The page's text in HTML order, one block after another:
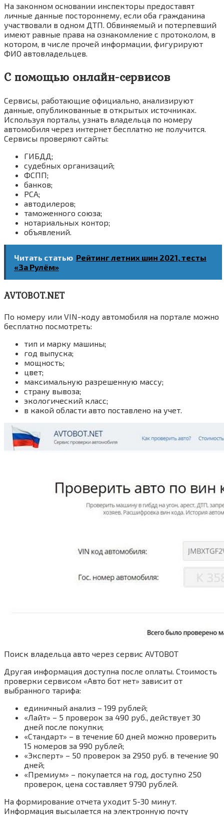
На законном основании инспекторы предоставят
личные данные постороннему, если оба гражданина
участвовали в одном ДТП. Обвиняемый и потерпевший
имеют равные права на ознакомление с протоколом, в
котором, в числе прочей информации, фигурируют
ФИО автовладельцев.
С помощью онлайн-сервисов
Сервисы, работающие официально, анализируют
данные, опубликованные в открытых источниках.
Используя порталы, узнать владельца по номеру
автомобиля через интернет бесплатно не получится.
Сервисы проверяют сайты:
ГИБДД;
судебных организаций;
ФСПП;
банков;
РСА;
автодилеров;
таможенного союза;
нотариальных контор;
объявлений.
Читать статью Рейтинг летних шин 2021, тесты
«За Рулём»
AVTOBOT.NET
По номеру или VIN-коду автомобиля на портале можно
бесплатно посмотреть:
тип и марку машины;
год выпуска;
мощность;
цвет;
максимальную разрешенную массу;
страну вывоза;
экологический класс;
в какой области авто поставлено на учет.
Поиск владельца авто через сервис AVTOBOT
Другая информация доступна после оплаты. Стоимость
проверки сервисом «Авто бот нет» зависит от
выбранного тарифа:
единичный анализ – 199 рублей;
«Лайт» – 5 проверок за 490 руб., действует 30
дней после покупки;
«Стандарт» – в течение 60 дней можно проверить
15 номеров за 990 рублей;
«Эксперт» – 50 проверок за 2950 руб. в течение 90
дней;
«Премиум» – покупается на год, доступно 250
проверок, цена составляет 9790 рублей.
На формирование отчета уходит 5-30 минут.
Информация высылается на электронную почту